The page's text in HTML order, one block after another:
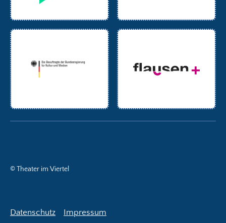
© Theater im Viertel
Datenschutz Impressum